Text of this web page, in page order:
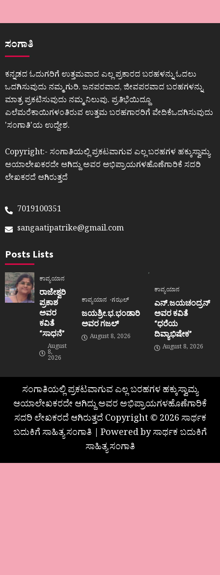
ಸಂಗಾತಿ
ಕನ್ನಡದ ಓದುಗರಿಗೆ ಉತ್ತಮವಾದ ಎಲ್ಲ ಪ್ರಕಾರದ ಬರಹಳನ್ನು ಓದಲು
ಒದಗಿಸುವುದು ನಮ್ಮ ಗುರಿ. ಜನಪರವಾದ, ಜೀವಪರವಾದ ಬರಹಗಳನ್ನು
ಮಾತ್ರ ಪ್ರಕಟಿಸುವುದು ನಮ್ಮ ನಿಲುವು. ಪ್ರತಿಭೆಯಿದ್ದೂ
ಎಲೆಮರೆಕಾಯಿಗಳಂತಿರುವ ಉತ್ತಮ ಬರಹಗಾರರಿಗೆ ವೇದಿಕೆಒದಗಿಸುವುದು
ʼಸಂಗಾತಿʼಯ ಉದ್ದೇಶ.
Copyright:- ಸಂಗಾತಿಯಲ್ಲಿ ಪ್ರಕಟವಾಗುವ ಎಲ್ಲ ಬರಹಗಳ ಹಕ್ಕುಸ್ವಾಮ್ಯ
ಆಯಾಲೇಖಕರದೇ ಆಗಿದ್ದು ಅವರ ಅಭಿಪ್ರಾಯಗಳಹೊಣೆಗಾರಿಕೆ ಸದರಿ
ಲೇಖಕರದೆ ಆಗಿರುತ್ತದೆ
7019100351
sangaatipatrike@gmail.com
Posts Lists
ಕಾವ್ಯಯಾನ
ರಾಜೇಶ್ವರಿ
ಪ್ರಕಾಶ
ಅವರ
ಕವಿತೆ
“ಸಾಧನೆ”
August
8,
2026
ಕಾವ್ಯಯಾನ ಗಝಲ್
ಜಯಶ್ರೀ.ಭ.ಭಂಡಾರಿ
ಅವರ ಗಜಲ್
August 8, 2026
ಕಾವ್ಯಯಾನ
ಎನ್.ಜಯಚಂದ್ರನ್
ಅವರ ಕವಿತೆ
“ಧರೆಯ
ದಿವ್ಯಾಭಿಷೇಕ”
August 8, 2026
ಸಂಗಾತಿಯಲ್ಲಿ ಪ್ರಕಟವಾಗುವ ಎಲ್ಲ ಬರಹಗಳ ಹಕ್ಕುಸ್ವಾಮ್ಯ
ಆಯಾಲೇಖಕರದೇ ಆಗಿದ್ದು ಅವರ ಅಭಿಪ್ರಾಯಗಳಹೊಣೆಗಾರಿಕೆ
ಸದರಿ ಲೇಖಕರದೆ ಆಗಿರುತ್ತದೆ Copyright © 2026 ಸಾರ್ಥಕ
ಬದುಕಿಗೆ ಸಾಹಿತ್ಯ ಸಂಗಾತಿ | Powered by ಸಾರ್ಥಕ ಬದುಕಿಗೆ
ಸಾಹಿತ್ಯ ಸಂಗಾತಿ